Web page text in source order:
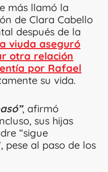
más llamó la
de Clara Cabello
después de la
viuda aseguró
otra relación
por Rafael
su vida.
, afirmó
sus hijas
“sigue
pese al paso de los